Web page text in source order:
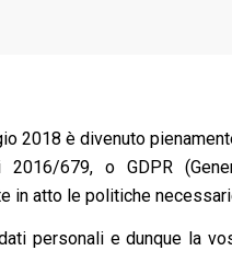
2018 è divenuto
679, o GDPR
in atto le politiche
personali e dunque la